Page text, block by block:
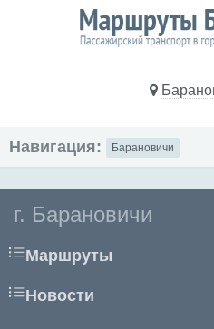
Навигация: Барановичи
г. Барановичи
Маршруты
Новости